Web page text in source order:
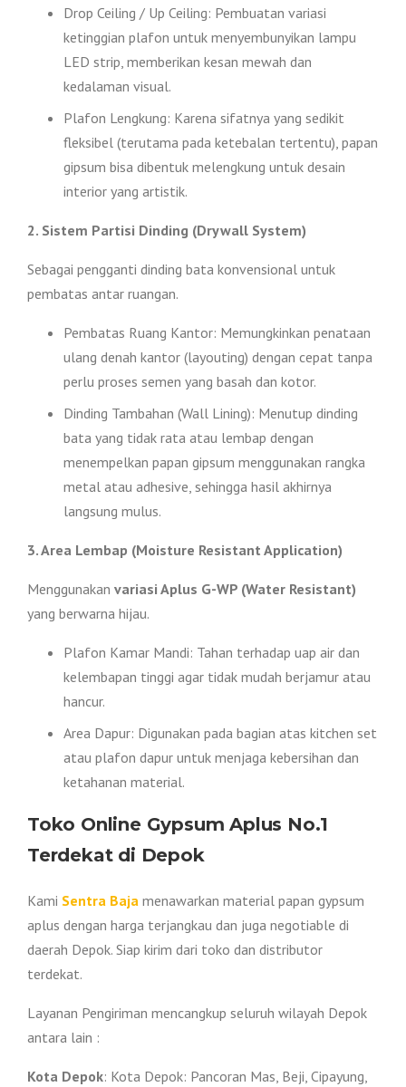
Drop Ceiling / Up Ceiling: Pembuatan variasi
ketinggian plafon untuk menyembunyikan lampu
LED strip, memberikan kesan mewah dan
kedalaman visual.
Plafon Lengkung: Karena sifatnya yang sedikit
fleksibel (terutama pada ketebalan tertentu), papan
gipsum bisa dibentuk melengkung untuk desain
interior yang artistik.
2. Sistem Partisi Dinding (Drywall System)
Sebagai pengganti dinding bata konvensional untuk
pembatas antar ruangan.
Pembatas Ruang Kantor: Memungkinkan penataan
ulang denah kantor (layouting) dengan cepat tanpa
perlu proses semen yang basah dan kotor.
Dinding Tambahan (Wall Lining): Menutup dinding
bata yang tidak rata atau lembap dengan
menempelkan papan gipsum menggunakan rangka
metal atau adhesive, sehingga hasil akhirnya
langsung mulus.
3. Area Lembap (Moisture Resistant Application)
Menggunakan variasi Aplus G-WP (Water Resistant)
yang berwarna hijau.
Plafon Kamar Mandi: Tahan terhadap uap air dan
kelembapan tinggi agar tidak mudah berjamur atau
hancur.
Area Dapur: Digunakan pada bagian atas kitchen set
atau plafon dapur untuk menjaga kebersihan dan
ketahanan material.
Toko Online Gypsum Aplus No.1
Terdekat di Depok
Kami Sentra Baja menawarkan material papan gypsum
aplus dengan harga terjangkau dan juga negotiable di
daerah Depok. Siap kirim dari toko dan distributor
terdekat.
Layanan Pengiriman mencangkup seluruh wilayah Depok
antara lain :
Kota Depok: Kota Depok: Pancoran Mas, Beji, Cipayung,